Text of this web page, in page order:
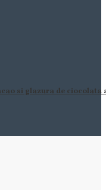
si glazura de ciocolata